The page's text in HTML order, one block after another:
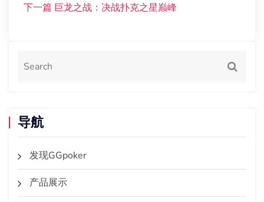
下一篇 巨龙之战：决战扑克之星巅峰
导航
发现GGpoker
产品展示